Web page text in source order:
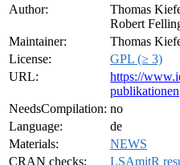
Author:
Thomas
Robert
Maintainer:
Thomas
License:
GPL (≥ 3)
URL:
https://
publikationen
NeedsCompilation: no
Language:
de
Materials:
NEWS
CRAN checks:
LSAmitR